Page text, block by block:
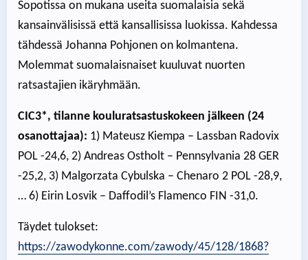
Sopotissa on mukana useita suomalaisia sekä
kansainvälisissä että kansallisissa luokissa. Kahdessa
tähdessä Johanna Pohjonen on kolmantena.
Molemmat suomalaisnaiset kuuluvat nuorten
ratsastajien ikäryhmään.
CIC3*, tilanne kouluratsastuskokeen jälkeen (24
osanottajaa): 1) Mateusz Kiempa – Lassban Radovix
POL -24,6, 2) Andreas Ostholt – Pennsylvania 28 GER
-25,2, 3) Malgorzata Cybulska – Chenaro 2 POL -28,9,
… 6) Eirin Losvik – Daffodil’s Flamenco FIN -31,0.
Täydet tulokset:
https://zawodykonne.com/zawody/45/128/1868?